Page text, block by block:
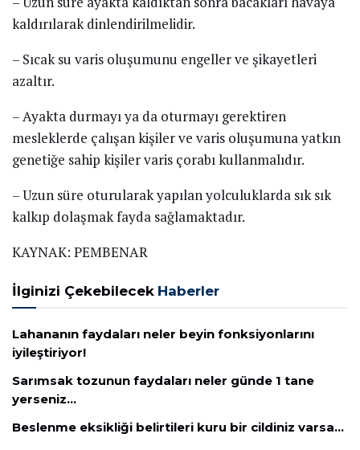
kaldırılarak dinlendirilmelidir.
– Sıcak su varis oluşumunu engeller ve şikayetleri
azaltır.
– Ayakta durmayı ya da oturmayı gerektiren
mesleklerde çalışan kişiler ve varis oluşumuna yatkın
genetiğe sahip kişiler varis çorabı kullanmalıdır.
– Uzun süre oturularak yapılan yolculuklarda sık sık
kalkıp dolaşmak fayda sağlamaktadır.
KAYNAK: PEMBENAR
İlginizi Çekebilecek Haberler
Lahananın faydaları neler beyin fonksiyonlarını
iyileştiriyor!
Sarımsak tozunun faydaları neler günde 1 tane
yerseniz…
Beslenme eksikliği belirtileri kuru bir cildiniz varsa…